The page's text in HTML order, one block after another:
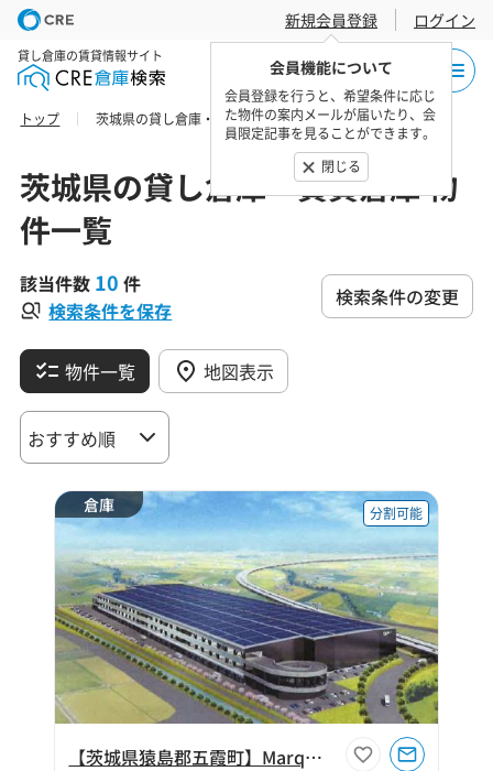
新規会員登録
会員機能について
会員登録を行うと、希望条件に応じ
た物件の案内メールが届いたり、会
員限定記事を見ることができます。
閉じる
ログイン
貸し倉庫の賃貸情報サイト
トップ 茨城県の貸し倉庫・賃貸倉庫 物件一覧
茨城県の貸し倉庫・賃貸倉庫 物
件一覧
該当件数 10 件
検索条件を保存
検索条件の変更
物件一覧 地図表示
倉庫 分割可能
【茨城県猿島郡五霞町】Marq圏央五霞